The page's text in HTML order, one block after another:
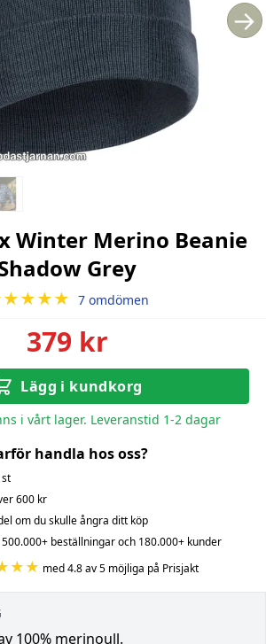
→
Winter Merino Beanie
Grey
7 omdömen
379 kr
Lägg i kundkorg
i vårt lager. Leveranstid 1-2 dagar
handla hos oss?
600 kr
om du skulle ångra ditt köp
beställningar och 180.000+ kunder
med 4.8 av 5 möjliga på Prisjakt
100% merinoull.